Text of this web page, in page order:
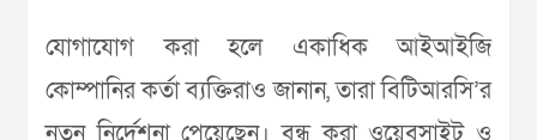
যোগাযোগ করা হলে একাধিক আইআইজি
কোম্পানির কর্তা ব্যক্তিরাও জানান, তারা বিটিআরসি’র